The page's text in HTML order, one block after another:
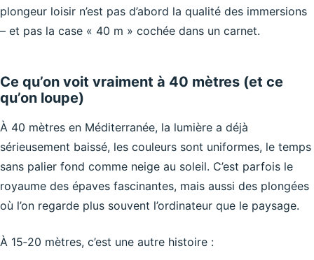
plongeur loisir n’est pas d’abord la qualité des immersions
– et pas la case « 40 m » cochée dans un carnet.
Ce qu’on voit vraiment à 40 mètres (et ce
qu’on loupe)
À 40 mètres en Méditerranée, la lumière a déjà
sérieusement baissé, les couleurs sont uniformes, le temps
sans palier fond comme neige au soleil. C’est parfois le
royaume des épaves fascinantes, mais aussi des plongées
où l’on regarde plus souvent l’ordinateur que le paysage.
À 15‑20 mètres, c’est une autre histoire :